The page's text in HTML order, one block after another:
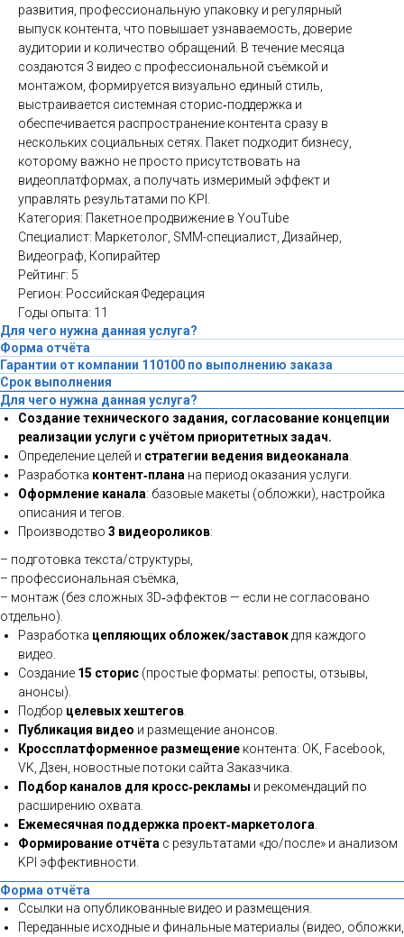
развития, профессиональную упаковку и регулярный
выпуск контента, что повышает узнаваемость, доверие
аудитории и количество обращений. В течение месяца
создаются 3 видео с профессиональной съёмкой и
монтажом, формируется визуально единый стиль,
выстраивается системная сторис‑поддержка и
обеспечивается распространение контента сразу в
нескольких социальных сетях. Пакет подходит бизнесу,
которому важно не просто присутствовать на
видеоплатформах, а получать измеримый эффект и
управлять результатами по KPI.
Категория: Пакетное продвижение в YouTube
Специалист: Маркетолог, SMM-специалист, Дизайнер,
Видеограф, Копирайтер
Рейтинг: 5
Регион: Российская Федерация
Годы опыта: 11
Для чего нужна данная услуга?
Форма отчёта
Гарантии от компании 110100 по выполнению заказа
Срок выполнения
Для чего нужна данная услуга?
Создание технического задания, согласование концепции
реализации услуги с учётом приоритетных задач.
Определение целей и стратегии ведения видеоканала
Разработка контент‑плана на период оказания услуги.
Оформление канала: базовые макеты (обложки), настройка
описания и тегов.
Производство 3 видеороликов:
– подготовка текста/структуры,
– профессиональная съёмка,
– монтаж (без сложных 3D‑эффектов — если не согласовано
отдельно).
Разработка цепляющих обложек/заставок для каждого
видео.
Создание 15 сторис (простые форматы: репосты, отзывы,
анонсы).
Подбор целевых хештегов
Публикация видео и размещение анонсов.
Кроссплатформенное размещение контента: OK, Facebook,
VK, Дзен, новостные потоки сайта Заказчика.
Подбор каналов для кросс‑рекламы и рекомендаций по
расширению охвата.
Ежемесячная поддержка проект‑маркетолога
Формирование отчёта с результатами «до/после» и анализом
KPI эффективности.
Форма отчёта
Ссылки на опубликованные видео и размещения.
Переданные исходные и финальные материалы (видео, обложки,